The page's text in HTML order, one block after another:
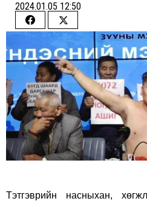
2024.01.05 12:50
Share
on
Facebook
Share
on
Twitter
Тэтгэврийн насныхан,